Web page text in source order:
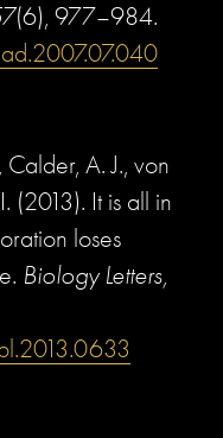
Calder, A. J., von
(2013). It is all in
loses
Biology Letters,